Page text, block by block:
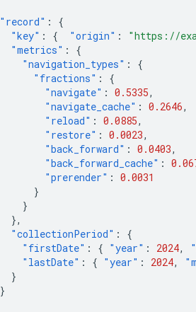
"record" :
{
"key" : { "origin" : "https://
"metrics" :
{
"navigation_types" :
{
"fractions" :
{
"navigate" : 0.5335,
"navigate_cache" : 0.2646,
"reload" : 0.0885,
"restore" : 0.0023,
"back_forward" : 0.0403,
"back_forward_cache" :
"prerender" : 0.0031
}
}
},
"collectionPeriod" :
{
"firstDate" : { "year" : 2024,
"lastDate" : { "year" : 2024,
}
}